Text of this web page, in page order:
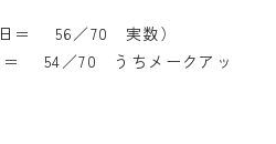
＝ 56／70 実数）
＝ 54／70 うちメークアッ